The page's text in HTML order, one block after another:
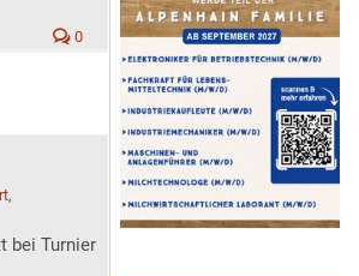
0
,
bei Turnier